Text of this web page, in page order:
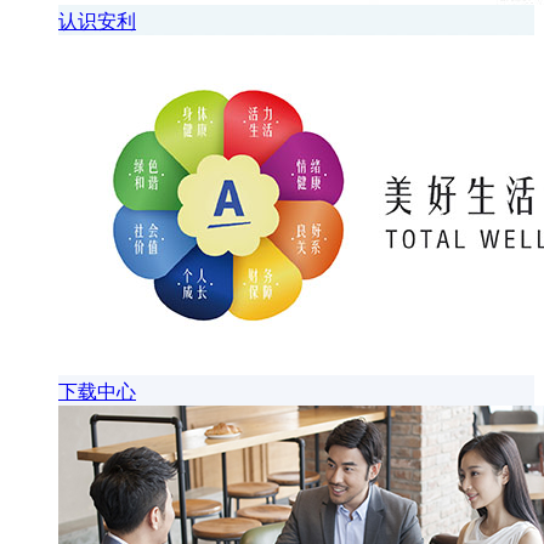
认识安利
下载中心